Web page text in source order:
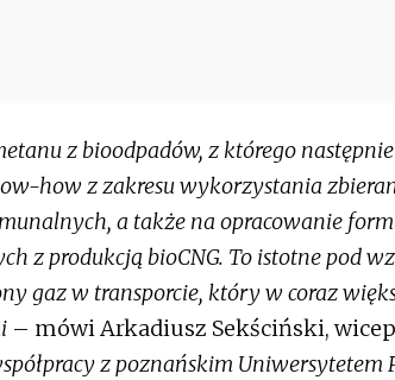
z bioodpadów, z którego
how z zakresu wykorzystania
a także na opracowanie
z produkcją bioCNG. To istotne pod
gaz w transporcie, który w coraz
– mówi Arkadiusz Sekściński,
z poznańskim